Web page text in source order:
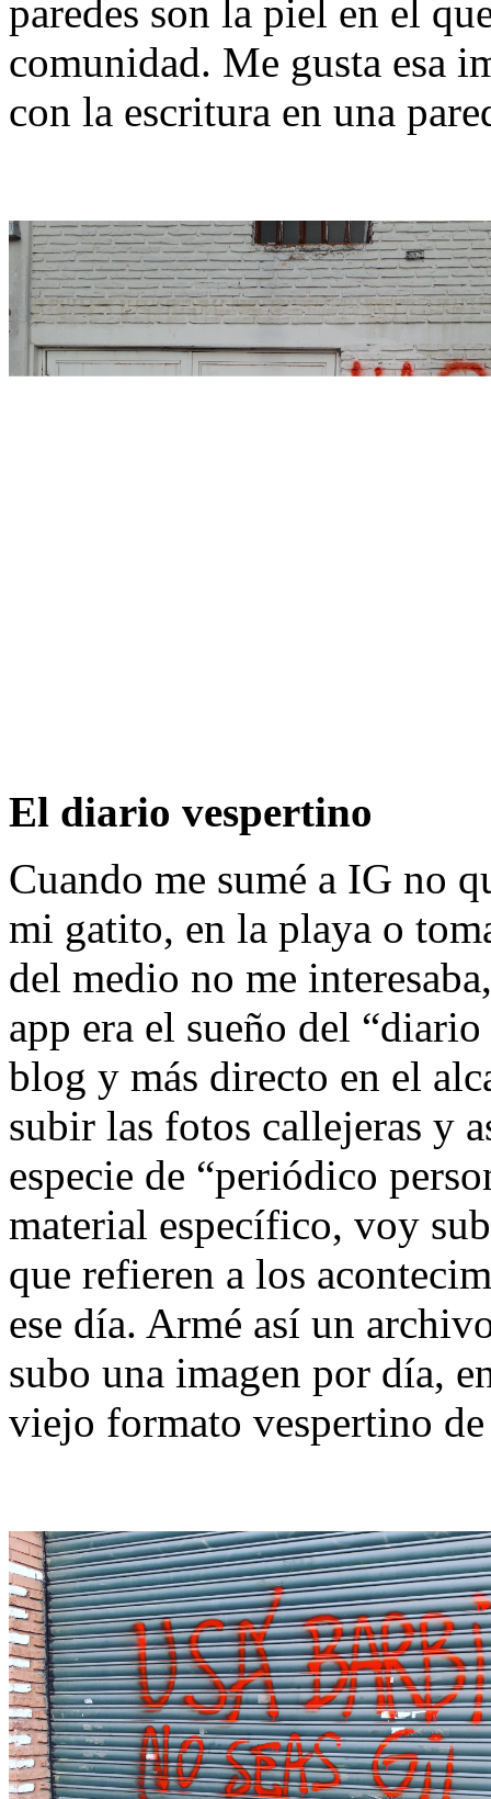
paredes son la piel en el
comunidad. Me gusta esa
con la escritura en una
El diario vespertino
Cuando me sumé a IG no
mi gatito, en la playa o
del medio no me
app era el sueño del
blog y más directo en el
subir las fotos callejeras y
especie de “periódico
material específico, voy
que refieren a los
ese día. Armé así un
subo una imagen por día,
viejo formato vespertino